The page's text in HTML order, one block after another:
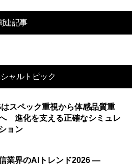
連記事
ャルトピック
スペック重視から体感品質重
進化を支える正確なシミュレ
ョン
業界のAIトレンド2026 ―